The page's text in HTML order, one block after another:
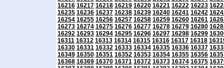
16216 16217 16218 16219 16220 16221 16222 16223
16235 16236 16237 16238 16239 16240 16241 16242
16254 16255 16256 16257 16258 16259 16260 16261
16273 16274 16275 16276 16277 16278 16279 16280
16292 16293 16294 16295 16296 16297 16298 16299
16311 16312 16313 16314 16315 16316 16317 16318
16330 16331 16332 16333 16334 16335 16336 16337
16349 16350 16351 16352 16353 16354 16355 16356
16368 16369 16370 16371 16372 16373 16374 16375